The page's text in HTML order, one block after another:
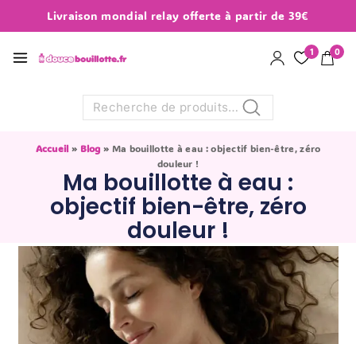
Livraison mondial relay offerte à partir de 39€
1 0
Recherche
Accueil» Blog » Ma bouillotte à eau : objectif bien-être, zéro
douleur !
Ma bouillotte à eau :
objectif bien-être, zéro
douleur !